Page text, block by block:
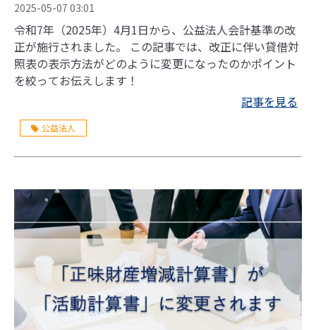
2025-05-07 03:01
令和7年（2025年）4月1日から、公益法人会計基準の改
正が施行されました。 ​​​​​​​この記事では、改正に伴い貸借対
照表の表示方法がどのように変更になったのかポイント
を絞ってお伝えします！
記事を見る
公益法人